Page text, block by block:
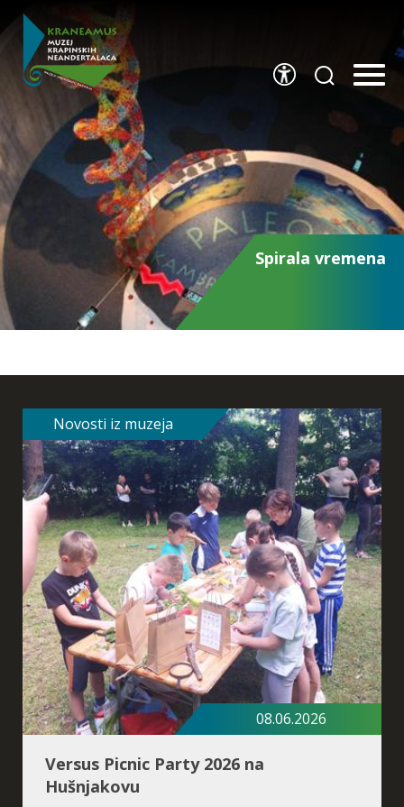
Spirala vremena
Postanak života
Novosti iz muzeja
08.06.2026
Versus Picnic Party 2026 na
Hušnjakovu